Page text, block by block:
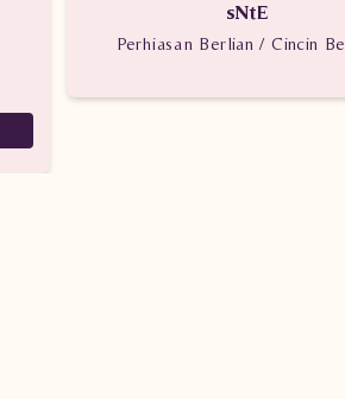
sNtE
Perhiasan Berlian / Cincin